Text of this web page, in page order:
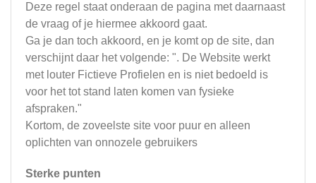
Deze regel staat onderaan de pagina met daarnaast
de vraag of je hiermee akkoord gaat.
Ga je dan toch akkoord, en je komt op de site, dan
verschijnt daar het volgende: ". De Website werkt
met louter Fictieve Profielen en is niet bedoeld is
voor het tot stand laten komen van fysieke
afspraken."
Kortom, de zoveelste site voor puur en alleen
oplichten van onnozele gebruikers
Sterke punten